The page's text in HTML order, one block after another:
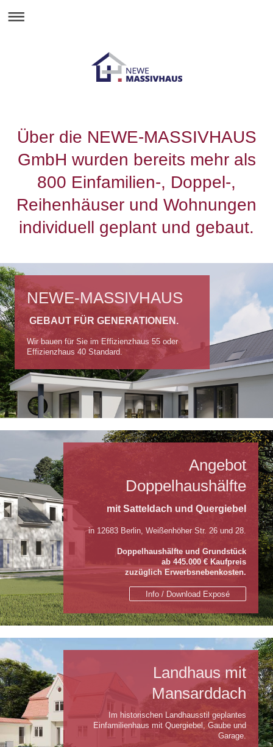
Über die NEWE-MASS​IVHAUS
GmbH wurden bereits mehr als
800 Einfamilien-, Doppel-,
Reihenhäuser und Wohnungen
individuell geplant und gebaut.
NEWE-MASSIVHAUS
GEBAUT FÜR GENERATIONEN.
Wir bauen für Sie im Effizienzhaus 55 oder
Effizienzhaus 40 Standard.
Angebot
Doppelhaushälfte
mit Satteldach und Quergiebel
in 12683 Berlin, Weißenhöher Str. 26 und 28.
Doppelhaushälfte und Grundstück
ab 445.000 € Kaufpreis
zuzüglich Erwerbsnebenkosten.
Info / Download Exposé
Landhaus mit
Mansarddach
Im historischen Landhausstil geplantes
Einfamilienhaus mit Quergiebel, Gaube und
Garage.